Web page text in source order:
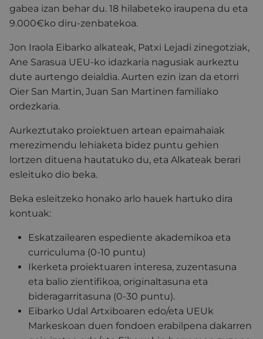
gabea izan behar du. 18 hilabeteko iraupena du eta
9.000€ko diru-zenbatekoa.
Jon Iraola Eibarko alkateak, Patxi Lejadi zinegotziak,
Ane Sarasua UEU-ko idazkaria nagusiak aurkeztu
dute aurtengo deialdia. Aurten ezin izan da etorri
Oier San Martin, Juan San Martinen familiako
ordezkaria.
Aurkeztutako proiektuen artean epaimahaiak
merezimendu lehiaketa bidez puntu gehien
lortzen dituena hautatuko du, eta Alkateak berari
esleituko dio beka.
Beka esleitzeko honako arlo hauek hartuko dira
kontuak:
Eskatzailearen espediente akademikoa eta
curriculuma (0-10 puntu)
Ikerketa proiektuaren interesa, zuzentasuna
eta balio zientifikoa, originaltasuna eta
bideragarritasuna (0-30 puntu).
Eibarko Udal Artxiboaren edo/eta UEUk
Markeskoan duen fondoen erabilpena dakarren